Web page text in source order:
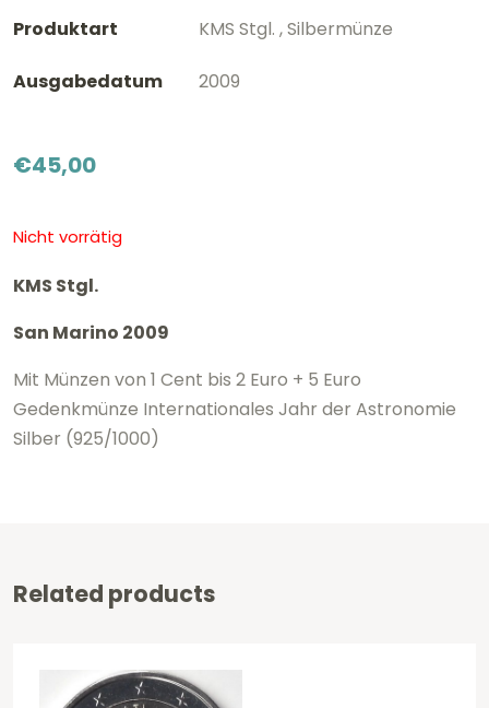
Produktart KMS Stgl. , Silbermünze
Ausgabedatum 2009
€45,00
Nicht vorrätig
KMS Stgl.
San Marino 2009
Mit Münzen von 1 Cent bis 2 Euro + 5 Euro
Gedenkmünze Internationales Jahr der Astronomie
Silber (925/1000)
Related products